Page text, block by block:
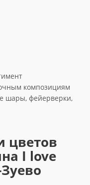
композициям
шары, фейерверки,
цветов
I love